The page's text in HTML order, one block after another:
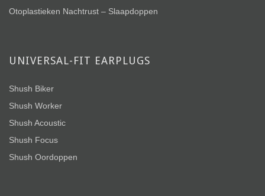
Otoplastieken Nachtrust – Slaapdoppen
UNIVERSAL-FIT EARPLUGS
Shush Biker
Shush Worker
Shush Acoustic
Shush Focus
Shush Oordoppen